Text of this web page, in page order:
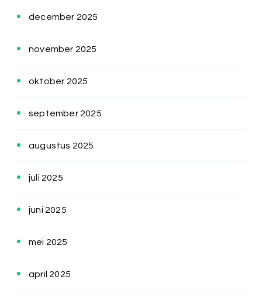
december 2025
november 2025
oktober 2025
september 2025
augustus 2025
juli 2025
juni 2025
mei 2025
april 2025